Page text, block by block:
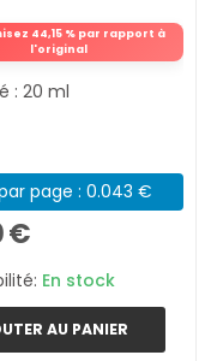
44,15 % par rapport à
l'original
: 20 ml
page : 0.043 €
€
En stock
AU PANIER